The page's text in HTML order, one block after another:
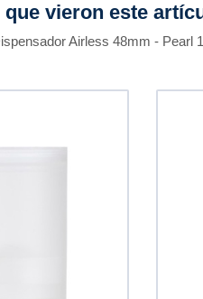
vieron este
Airless 48mm - Pearl